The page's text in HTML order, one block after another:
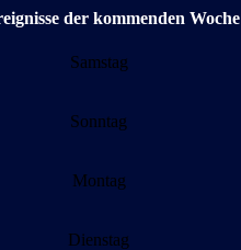
der kommenden Woche
Samstag
Sonntag
Montag
Dienstag